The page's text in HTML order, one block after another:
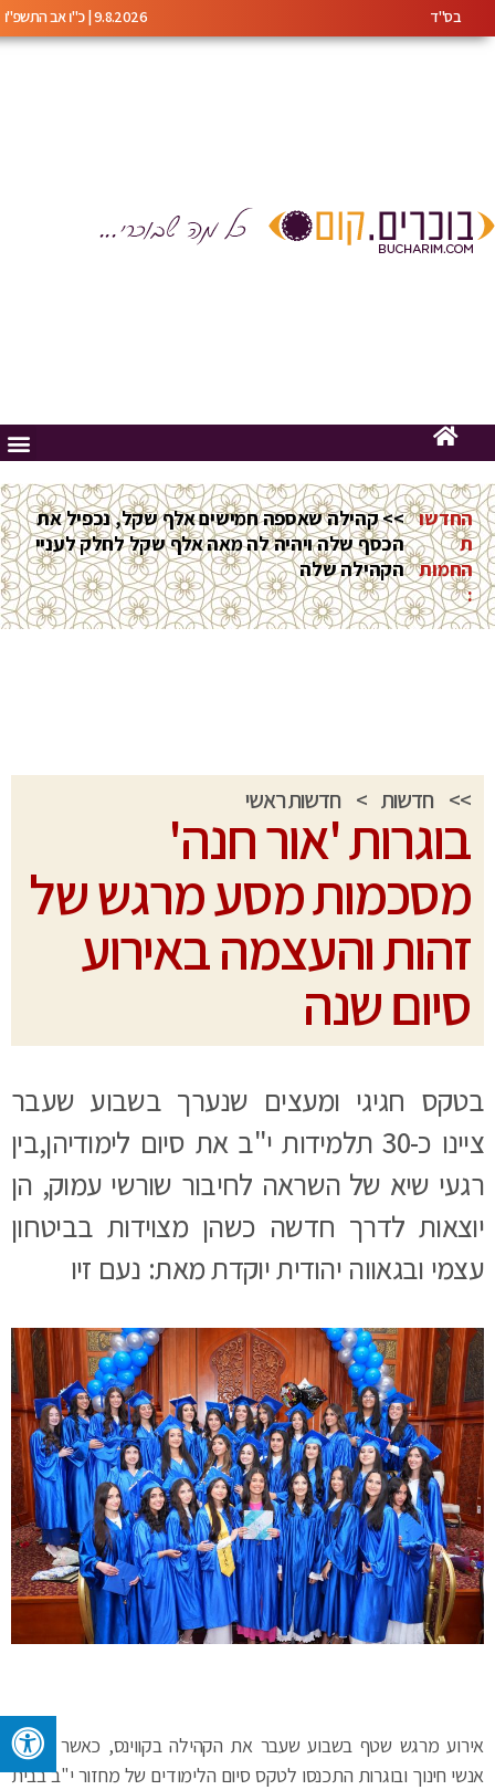
בס"ד 9.8.2026 | כ"ו אב התשפ"ו
החדשו
ת
החמות
:
>> קהילה שאספה חמישים אלף שקל, נכפיל את
הכסף שלה ויהיה לה מאה אלף שקל לחלק לעניי
הקהילה שלה
>> חדשות > חדשות ראשי
בוגרות 'אור חנה'
מסכמות מסע מרגש של
זהות והעצמה באירוע
סיום שנה
בטקס חגיגי ומעצים שנערך בשבוע שעבר
ציינו כ-30 תלמידות י"ב את סיום לימודיהן,בין
רגעי שיא של השראה לחיבור שורשי עמוק, הן
יוצאות לדרך חדשה כשהן מצוידות בביטחון
עצמי ובגאווה יהודית יוקדת מאת: נעם זיו
אירוע מרגש שטף בשבוע שעבר את הקהילה בקווינס, כאשר הורים,
אנשי חינוך ובוגרות התכנסו לטקס סיום הלימודים של מחזור י"ב בבית